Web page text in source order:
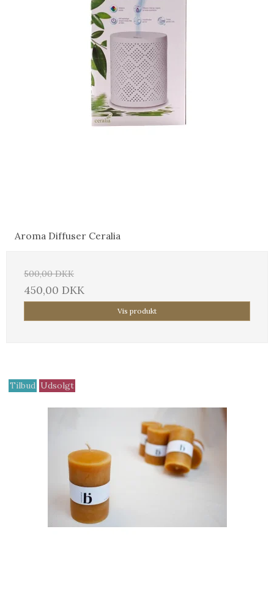
Aroma Diffuser Ceralia
500,00 DKK
450,00 DKK
Vis produkt
Tilbud Udsolgt